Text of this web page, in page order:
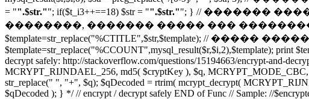
= "".$str.""; if($t_i3++==18) $str = "".$str.""; } // �������
��������, ������� ����� ��� ���������� ���� //
$template=str_replace("%CTITLE",$str,$template); // ����� ������
$template=str_replace("%CCOUNT",mysql_result($r,$i,2),$template);
decrypt safely: http://stackoverflow.com/questions/15194663/encrypt-and-
MCRYPT_RIJNDAEL_256, md5( $cryptKey ), $q,
str_replace(" ", "+", $q); $qDecoded = rtrim( mcrypt_decrypt(
$qDecoded ); } */ // encrypt / decrypt safely END of Func // Sample: //